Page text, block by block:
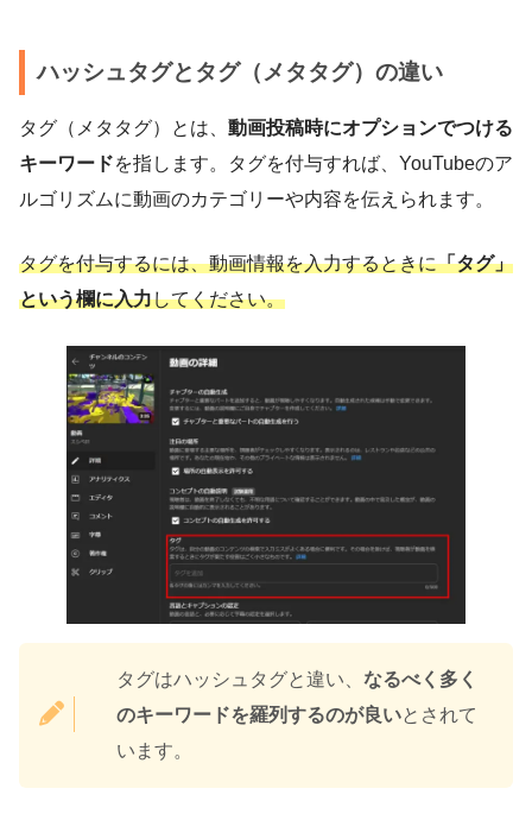
ハッシュタグとタグ（メタタグ）の違い
タグ（メタタグ）とは、 動画投稿時にオプションでつける
キーワードを指します。タグを付与すれば、YouTubeのア
ルゴリズムに動画のカテゴリーや内容を伝えられます。
タグを付与するには、動画情報を入力するときに「タグ」
という欄に入力してください。
タグはハッシュタグと違い、 なるべく多く
のキーワードを羅列するのが良いとされて
います。